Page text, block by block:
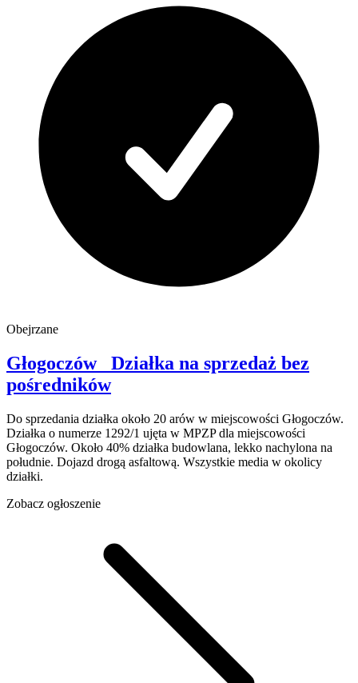
Obejrzane
Głogoczów Działka na sprzedaż bez
pośredników
Do sprzedania działka około 20 arów w miejscowości Głogoczów.
Działka o numerze 1292/1 ujęta w MPZP dla miejscowości
Głogoczów. Około 40% działka budowlana, lekko nachylona na
południe. Dojazd drogą asfaltową. Wszystkie media w okolicy
działki.
Zobacz ogłoszenie